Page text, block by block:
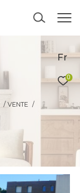
Fr
0
VENTE